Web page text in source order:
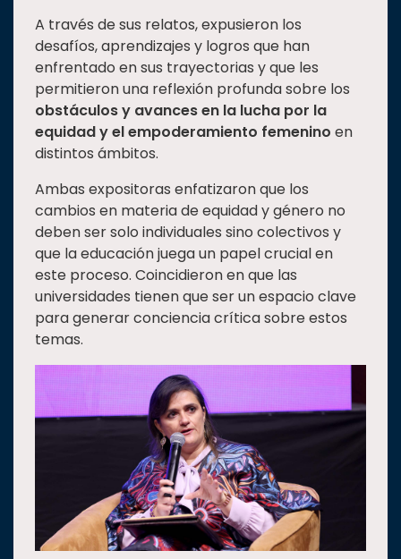
A través de sus relatos, expusieron los
desafíos, aprendizajes y logros que han
enfrentado en sus trayectorias y que les
permitieron una reflexión profunda sobre los
obstáculos y avances en la lucha por la
equidad y el empoderamiento femenino en
distintos ámbitos.
Ambas expositoras enfatizaron que los
cambios en materia de equidad y género no
deben ser solo individuales sino colectivos y
que la educación juega un papel crucial en
este proceso. Coincidieron en que las
universidades tienen que ser un espacio clave
para generar conciencia crítica sobre estos
temas.